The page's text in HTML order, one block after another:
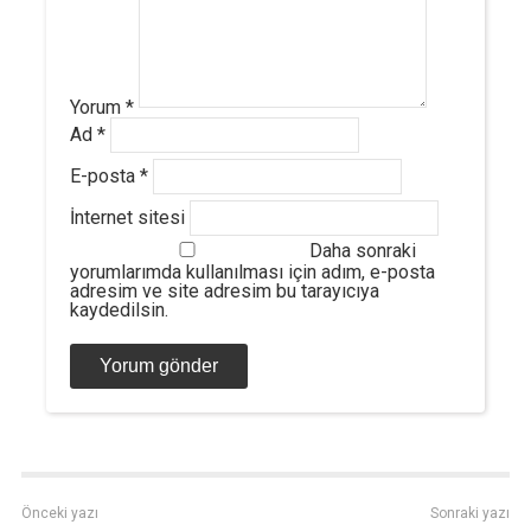
Yorum *
Ad *
E-posta *
İnternet sitesi
Daha sonraki
yorumlarımda kullanılması için adım, e-posta
adresim ve site adresim bu tarayıcıya
kaydedilsin.
Önceki yazı Sonraki yazı